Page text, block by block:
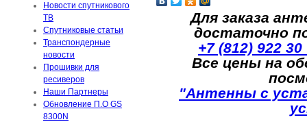
Для заказа
достаточно
+7 (812) 922 30
Все цены на
"Антенны с
Новости спутникового
ТВ
Спутниковые статьи
Транспондерные
новости
Прошивки для
ресиверов
Наши Партнеры
Обновление П.О GS
8300N